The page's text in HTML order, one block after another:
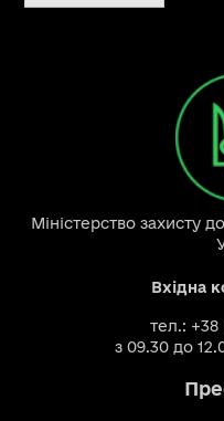
Міністерство захисту
Вхідна
тел.: +38
з 09.30 до